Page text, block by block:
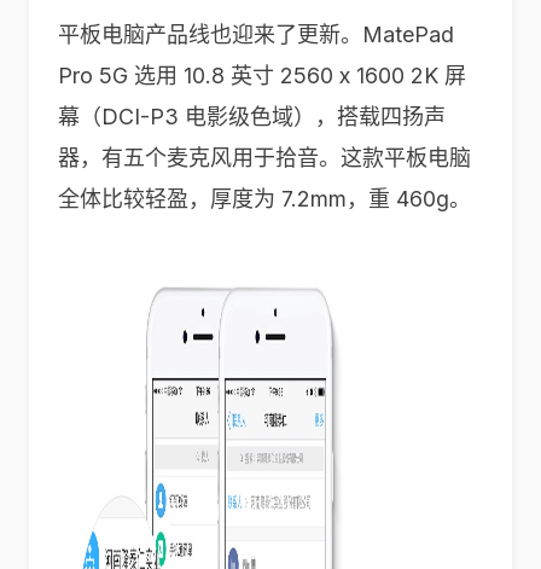
平板电脑产品线也迎来了更新。MatePad
Pro 5G 选用 10.8 英寸 2560 x 1600 2K 屏
幕（DCI-P3 电影级色域），搭载四扬声
器，有五个麦克风用于拾音。这款平板电脑
全体比较轻盈，厚度为 7.2mm，重 460g。